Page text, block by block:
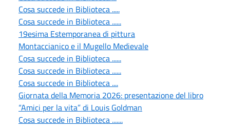
Cosa succede in Biblioteca .....
Cosa succede in Biblioteca ......
19esima Estemporanea di pittura
Montaccianico e il Mugello Medievale
Cosa succede in Biblioteca ......
Cosa succede in Biblioteca ......
Cosa succede in Biblioteca ....
Giornata della Memoria 2026: presentazione del libro
“Amici per la vita” di Louis Goldman
Cosa succede in Biblioteca .......